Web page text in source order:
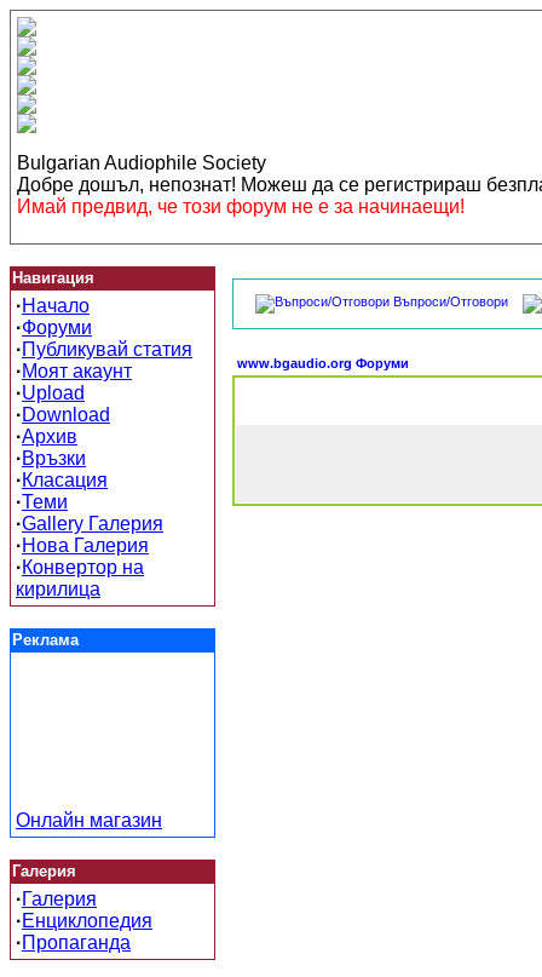
Bulgarian Audiophile Society
Добре дошъл, непознат! Можеш да се регистрираш
Имай предвид, че този форум не е за начинаещи!
Навигация
·Начало
·Форуми
·Публикувай статия
·Моят акаунт
·Upload
·Download
·Архив
·Връзки
·Класация
·Теми
·Gallery Галерия
·Нова Галерия
·Конвертор на
кирилица
Реклама
Онлайн магазин
Галерия
·Галерия
·Енциклопедия
·Пропаганда
Въпроси/Отговори
www.bgaudio.org Форуми